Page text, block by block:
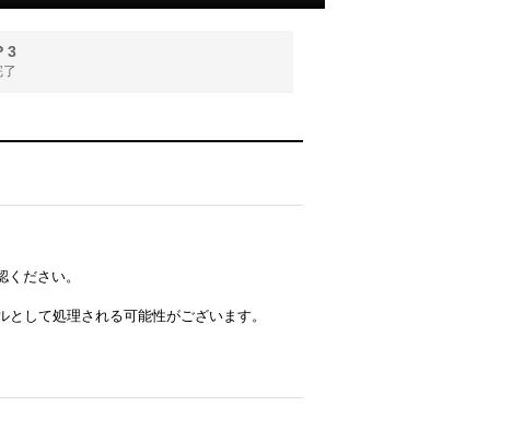
3
ださい。
して処理される可能性がございます。